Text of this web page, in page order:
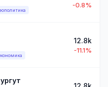
-0.8%
12.8k
-11.1%